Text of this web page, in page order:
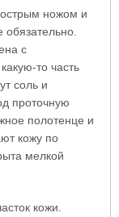
острым ножом и
с
то часть
соль и
проточную
полотенце и
кожу по
мелкой
кожи.